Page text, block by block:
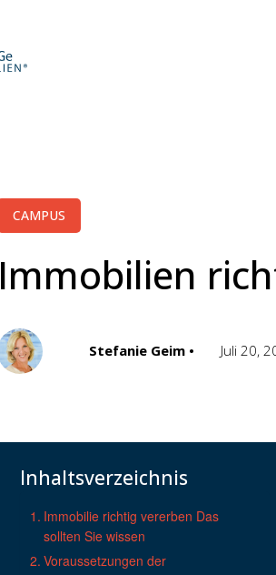
CAMPUS
Immobilien
Stefanie Geim • Juli 20,
Inhaltsverzeichnis
Immobilie richtig vererben Das
sollten Sie wissen
Voraussetzungen der